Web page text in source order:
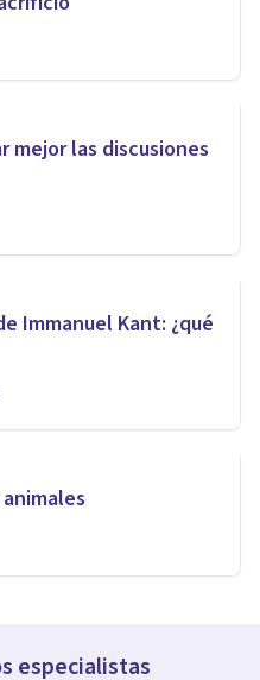
mejor las discusiones
Immanuel Kant: ¿qué
especialistas